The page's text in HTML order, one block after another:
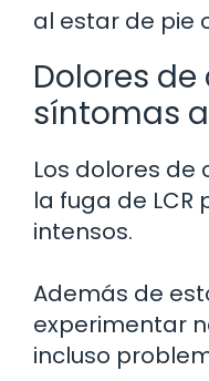
al estar de pie
Dolores
síntomas
Los dolores de
la fuga de
intensos.
Además de
experimentar
incluso